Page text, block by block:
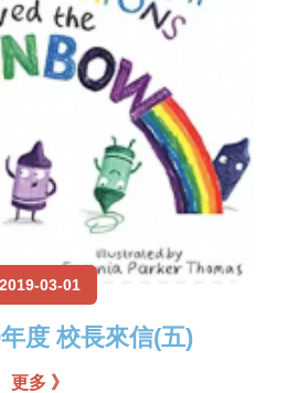
2019-03-01
度 校長來信(五)
更多 》